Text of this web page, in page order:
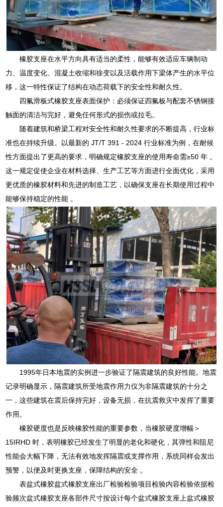
橡胶支座在水平方向具有适当的柔性，能够有效适应车辆制动
力、温度变化、混凝土收缩和徐变以及活载作用下梁体产生的水平位
移，这一特性保证了结构在动态荷载下的安全性和耐久性。
四氟滑板式橡胶支座表面保护：必须保证四氟板与配套不锈钢接
触面的清洁与完好，避免任何形式的损伤或拉毛。
随着建筑和桥梁工程对安全性和耐久性要求的不断提高，行业标
准也在持续升级。以最新的 JT/T 391 - 2024 行业标准为例，在耐候
性方面提出了更高的要求，明确规定橡胶支座的使用寿命需≥50 年 。
这一规定促使企业在材料选择、生产工艺等方面进行全面优化，采用
更优质的橡胶材料和先进的制造工艺，以确保支座在长期使用过程中
能够保持稳定的性能 。
1995年日本地震的实例进一步验证了隔震建筑的良好性能。地震
记录明确显示，隔震建筑所受地震作用力仅为非隔震建筑的十分之
一，这些建筑在震后保持完好，设备无损，在抗震救灾中发挥了重要
作用。
橡胶硬度也是反映橡胶性能的重要参数，当橡胶硬度增幅＞
15IRHD 时，表明橡胶已经发生了明显的老化和硬化，其弹性和阻尼
性能会大幅下降，无法有效地发挥隔震或支撑作用，系统同样会发出
预警，以便及时更换支座，保障结构的安全 。
表盆式橡胶盆式橡胶支座出厂检验检验项目检验内容检验依据检
验频次盆式橡胶支座各部件尺寸按设计每个盆式橡胶支座上盆式橡胶